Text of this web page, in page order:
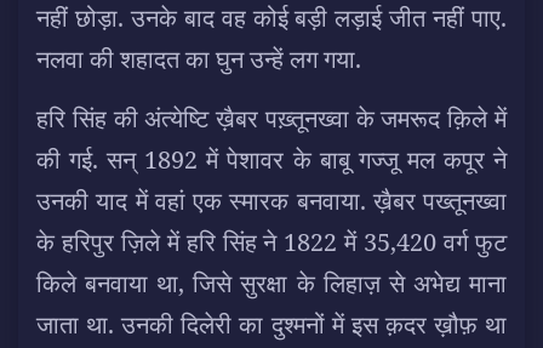
नहीं छोड़ा. उनके बाद वह कोई बड़ी लड़ाई जीत नहीं पाए.
नलवा की शहादत का घुन उन्हें लग गया.
हरि सिंह की अंत्येष्टि ख़ैबर पख़्तूनख्वा के जमरूद क़िले में
की गई. सन् 1892 में पेशावर के बाबू गज्जू मल कपूर ने
उनकी याद में वहां एक स्मारक बनवाया. ख़ैबर पख्तूनख्वा
के हरिपुर ज़िले में हरि सिंह ने 1822 में 35,420 वर्ग फुट
किले बनवाया था, जिसे सुरक्षा के लिहाज़ से अभेद्य माना
जाता था. उनकी दिलेरी का दुश्मनों में इस क़दर ख़ौफ़ था